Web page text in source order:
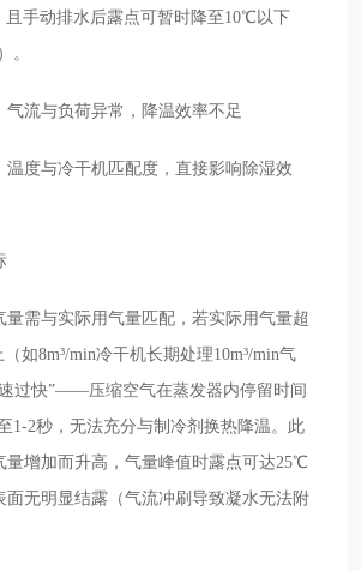
且手动排水后露点可暂时降至10℃以下
。
气流与负荷异常，降温效率不足
温度与冷干机匹配度，直接影响除湿效
量需与实际用气量匹配，若实际用气量超
如8m³/min冷干机长期处理10m³/min气
过快”——压缩空气在蒸发器内停留时间
1-2秒，无法充分与制冷剂换热降温。此
量增加而升高，气量峰值时露点可达25℃
面无明显结露（气流冲刷导致凝水无法附